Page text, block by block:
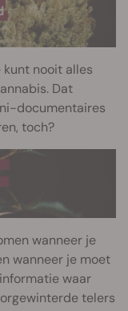
kunt nooit alles
Dat
documentaires
toch?
wanneer je
wanneer je moet
waar
telers